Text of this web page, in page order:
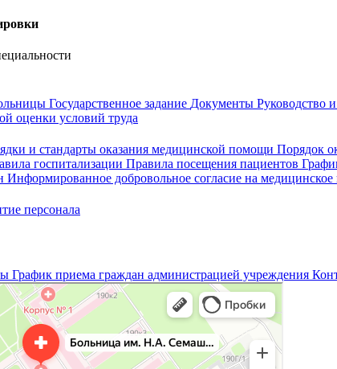
Государственное задание Документы Руководство
оценки условий труда
и стандарты оказания медицинской помощи Порядок
госпитализации Правила посещения пациентов
Информированное добровольное согласие на медицинское
персонала
График приема граждан администрацией учреждения
имени Н.А. Семашко»